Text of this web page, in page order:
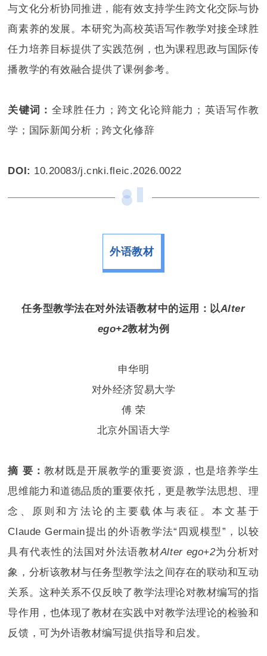
与文化分析协同推进，能有效支持学生跨文化交际与协
商素养的发展。本研究为高校英语写作教学对接全球胜
任力培养目标提供了实践范例，也为课程思政与国际传
播教学的有效融合提供了课例参考。
关键词： 全球胜任力；跨文化论辩能力；英语写作教
学；国际新闻分析；跨文化修辞
DOI: 10.20083/j.cnki.fleic.2026.0022
外语教材
任务型教学法在对外法语教材中的运用： 以Alter
ego+2教材为例
申华明
对外经济贸易大学
傅 荣
北京外国语大学
摘 要： 教材既是开展教学的重要资源，也是培养学生
思维能力和道德品质的重要依托，更是教学法思想、理
念、原则和方法论的主要载体与表征。本文基于
Claude Germain提出的外语教学法“四观模型”，以较
具有代表性的法国对外法语教材Alter ego+2为分析对
象，分析该教材与任务型教学法之间存在的联动和互动
关系。这种关系不仅反映了教学法理论对教材编写的指
导作用，也体现了教材在实践中对教学法理论的检验和
反馈，可为外语教材编写提供指导和启发。